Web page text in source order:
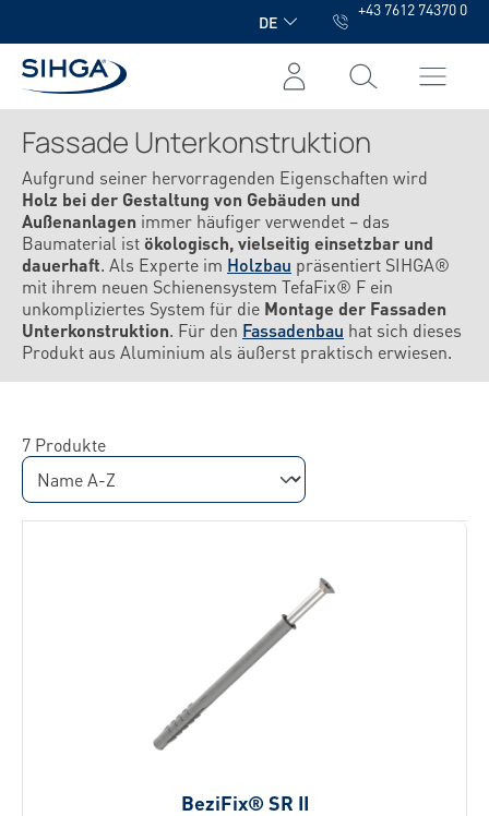
DE
+43 7612 74370 0
Fassade Unterkonstruktion
Aufgrund seiner hervorragenden Eigenschaften wird
Holz bei der Gestaltung von Gebäuden und
Außenanlagen immer häufiger verwendet – das
Baumaterial ist ökologisch, vielseitig einsetzbar und
dauerhaft. Als Experte im Holzbau präsentiert SIHGA®
mit ihrem neuen Schienensystem TefaFix® F ein
unkompliziertes System für die Montage der Fassaden
Unterkonstruktion. Für den Fassadenbau hat sich dieses
Produkt aus Aluminium als äußerst praktisch erwiesen.
7 Produkte
BeziFix® SR II